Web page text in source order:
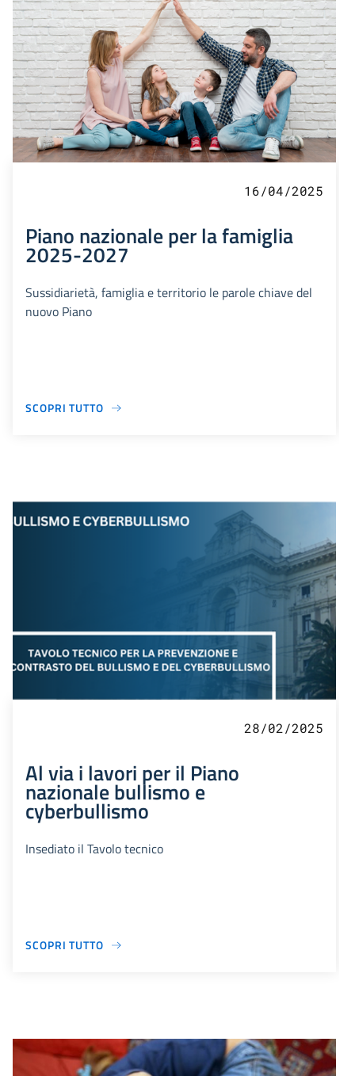
16/04/2025
Piano nazionale per la famiglia
2025-2027
Sussidiarietà, famiglia e territorio le parole chiave del
nuovo Piano
SCOPRI TUTTO
28/02/2025
Al via i lavori per il Piano
nazionale bullismo e
cyberbullismo
Insediato il Tavolo tecnico
SCOPRI TUTTO